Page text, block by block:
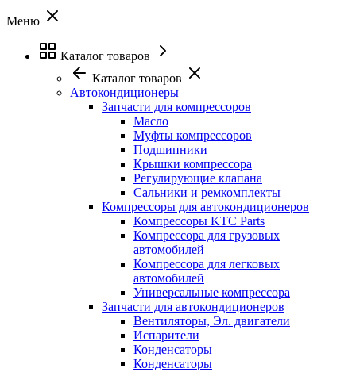
Меню
Каталог товаров
Каталог товаров
Автокондиционеры
Запчасти для компрессоров
Масло
Муфты компрессоров
Подшипники
Крышки компрессора
Регулирующие клапана
Сальники и ремкомплекты
Компрессоры для автокондиционеров
Компрессоры KTC Parts
Компрессора для грузовых
автомобилей
Компрессора для легковых
автомобилей
Универсальные компрессора
Запчасти для автокондиционеров
Вентиляторы, Эл. двигатели
Испарители
Конденсаторы
Конденсаторы